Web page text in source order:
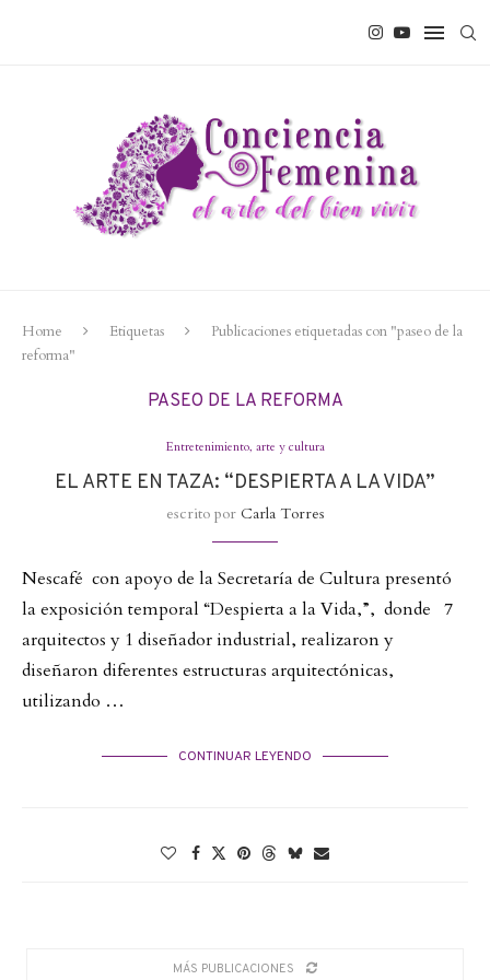
Home Etiquetas
Publicaciones etiquetadas con "paseo de la
reforma"
PASEO DE LA REFORMA
Entretenimiento, arte y cultura
EL ARTE EN TAZA: “DESPIERTA A LA VIDA”
escrito por Carla Torres
Nescafé con apoyo de la Secretaría de Cultura presentó
la exposición temporal “Despierta a la Vida,”, donde 7
arquitectos y 1 diseñador industrial, realizaron y
diseñaron diferentes estructuras arquitectónicas,
utilizando …
CONTINUAR LEYENDO
MÁS PUBLICACIONES